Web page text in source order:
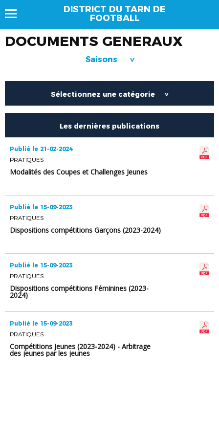
DISTRICT DU TARN DE
FOOTBALL
DOCUMENTS GENERAUX
Saisons >
Sélectionnez une catégorie >
Les dernières publications
Publié le 21-02-2024
PRATIQUES
Modalités des Coupes et Challenges Jeunes
Publié le 15-09-2023
PRATIQUES
Dispositions compétitions Garçons (2023-2024)
Publié le 15-09-2023
PRATIQUES
Dispositions compétitions Féminines (2023-
2024)
Publié le 15-09-2023
PRATIQUES
Compétitions Jeunes (2023-2024) - Arbitrage
des jeunes par les jeunes